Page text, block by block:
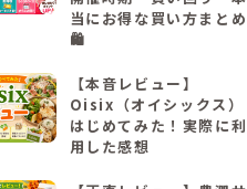
当にお得な買い方まとめ
🛍️
【本音レビュー】
Oisix（オイシックス）
はじめてみた！実際に利
用した感想